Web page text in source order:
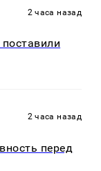
2 часа назад
2 часа назад
перед